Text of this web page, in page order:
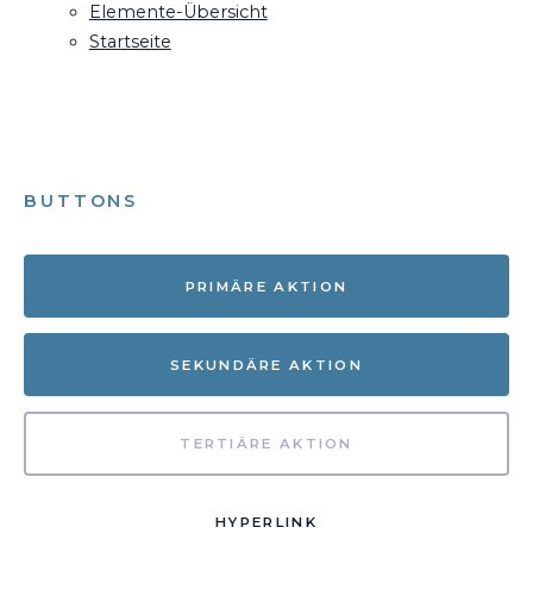
Elemente-Übersicht
Startseite
BUTTONS
PRIMÄRE AKTION
SEKUNDÄRE AKTION
TERTIÄRE AKTION
HYPERLINK